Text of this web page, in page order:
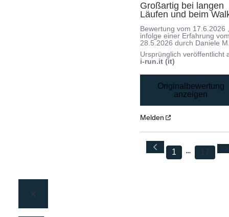
Großartig bei langen
Läufen und beim
Bewertung vom 17.6.2026
infolge einer Erfahrung
28.5.2026 durch Daniele
Ursprünglich veröffentlicht
i-run.it (it)
Originalbewertung
anzeigen
Melden
1 17